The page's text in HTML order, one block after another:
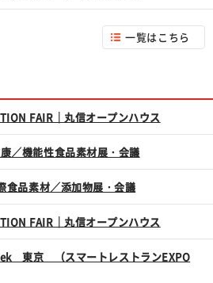
一覧はこちら
FAIR｜丸信オープンハウス
／機能性食品素材展・会議
食品素材／添加物展・会議
FAIR｜丸信オープンハウス
東京 （スマートレストランEXPO